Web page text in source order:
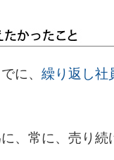
に、 繰り返し社
、常に、売り